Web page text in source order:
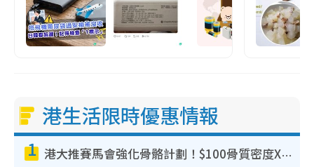
港生活限時優惠情報
1 港大推賽馬會強化骨骼計劃！$100骨質密度X光檢查 完成免費運動訓練送超市禮券！附參加資格